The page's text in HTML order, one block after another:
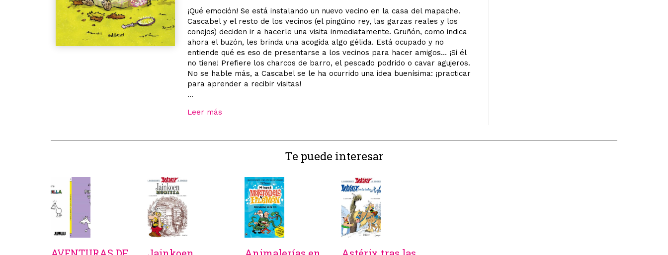
¡Qué emoción! Se está instalando un nuevo vecino en la casa del mapache.
Cascabel y el resto de los vecinos (el pingüino rey, las garzas reales y los
conejos) deciden ir a hacerle una visita inmediatamente. Gruñón, como indica
ahora el buzón, les brinda una acogida algo gélida. Está ocupado y no
entiende qué es eso de presentarse a los vecinos para hacer amigos… ¡Si él
no tiene! Prefiere los charcos de barro, el pescado podrido o cavar agujeros.
No se hable más, a Cascabel se le ha ocurrido una idea buenísima: ¡practicar
para aprender a recibir visitas!
...
Leer más
Te puede interesar